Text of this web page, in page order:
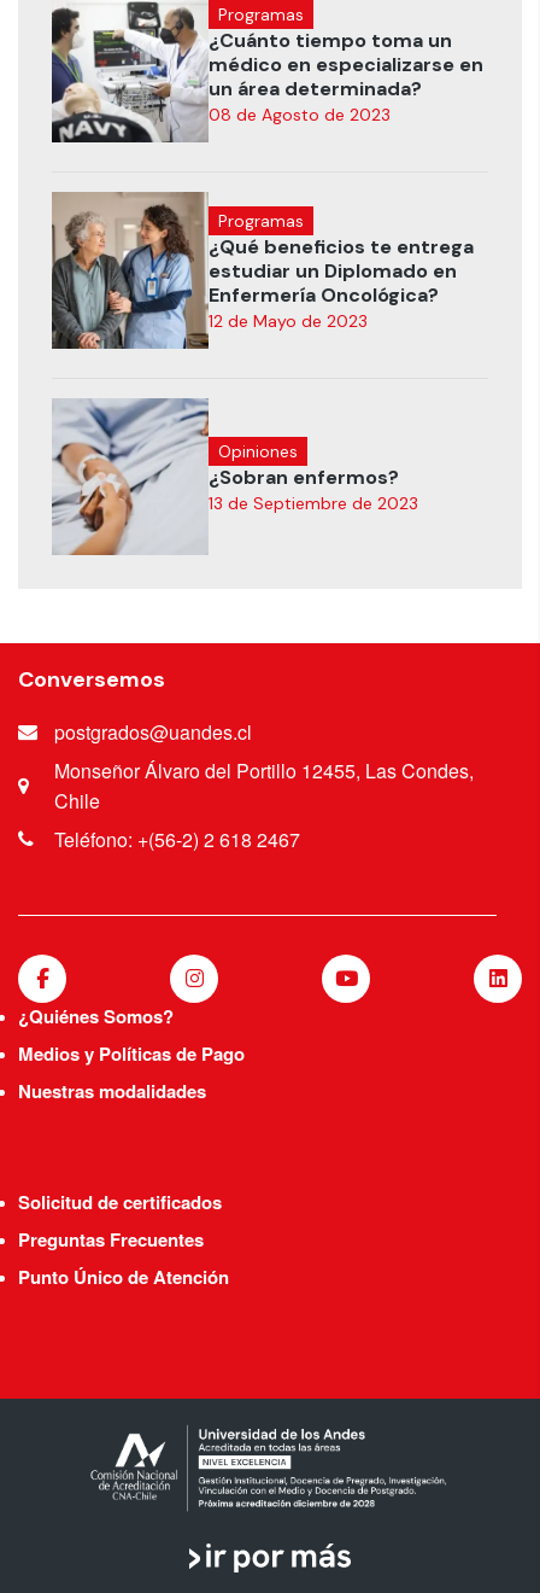
Programas
¿Cuánto tiempo toma un
médico en especializarse en
un área determinada?
08 de Agosto de 2023
Programas
¿Qué beneficios te entrega
estudiar un Diplomado en
Enfermería Oncológica?
12 de Mayo de 2023
Opiniones
¿Sobran enfermos?
13 de Septiembre de 2023
Conversemos
postgrados@uandes.cl
Monseñor Álvaro del Portillo 12455, Las Condes,
Chile
Teléfono: +(56-2) 2 618 2467
¿Quiénes Somos?
Medios y Políticas de Pago
Nuestras modalidades
Solicitud de certificados
Preguntas Frecuentes
Punto Único de Atención